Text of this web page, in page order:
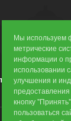
Мы используем
метрические
информации о
использовании
улучшения и
кнопку
пользоваться